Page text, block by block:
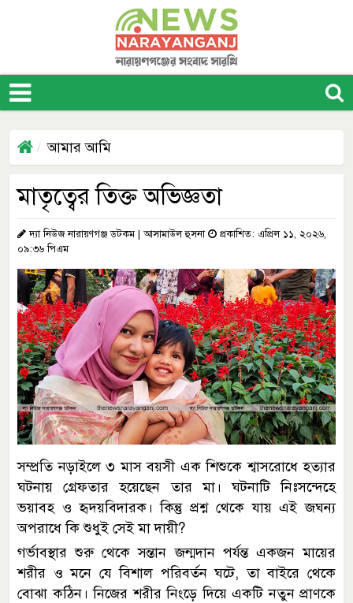
আমার আমি
মাতৃত্বের তিক্ত অভিজ্ঞতা
দ্যা নিউজ নারায়ণগঞ্জ ডটকম | আসামাউল হুসনা
প্রকাশিত: এপ্রিল ১১, ২০২৬,
০৯:৩৬ পিএম
সম্প্রতি নড়াইলে ৩ মাস বয়সী এক শিশুকে শ্বাসরোধে হত্যার
ঘটনায় গ্রেফতার হয়েছেন তার মা। ঘটনাটি নিঃসন্দেহে
ভয়াবহ ও হৃদয়বিদারক। কিন্তু প্রশ্ন থেকে যায় এই জঘন্য
অপরাধে কি শুধুই সেই মা দায়ী?
গর্ভাবস্থার শুরু থেকে সন্তান জন্মদান পর্যন্ত একজন মায়ের
শরীর ও মনে যে বিশাল পরিবর্তন ঘটে, তা বাইরে থেকে
বোঝা কঠিন। নিজের শরীর নিংড়ে দিয়ে একটি নতুন প্রাণকে